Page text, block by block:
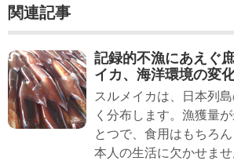
関連記事
記録的不漁にあえぐ
イカ、海洋環境の変
スルメイカは、日本列
く分布します。漁獲量
とつで、食用はもちろ
本人の生活に欠かせませ